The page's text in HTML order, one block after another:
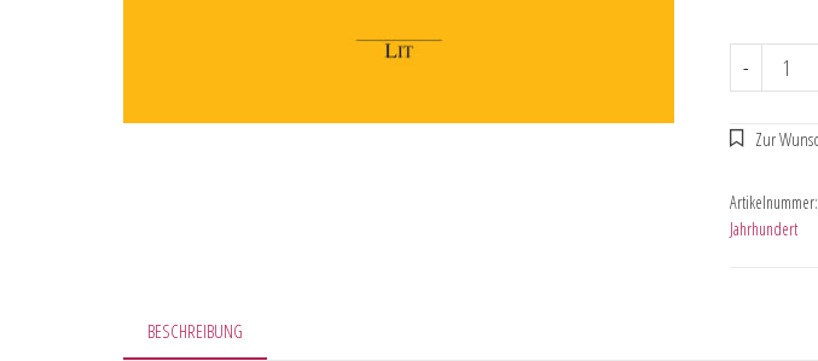
-
Artikelnummer:
Jahrhundert
BESCHREIBUNG